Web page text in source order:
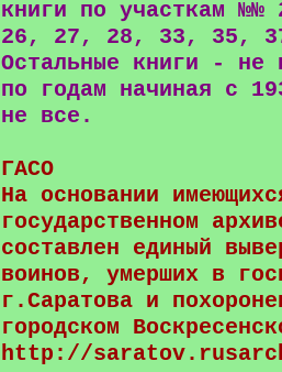
книги по участкам
26, 27, 28, 33, 35,
Остальные книги - не
по годам начиная с
не все.
ГАСО
На основании
государственном
составлен единый
воинов, умерших в
г.Саратова и
городском
http://